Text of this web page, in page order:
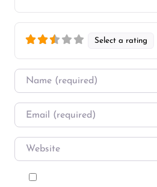
Select a rating
Name
Email
Website